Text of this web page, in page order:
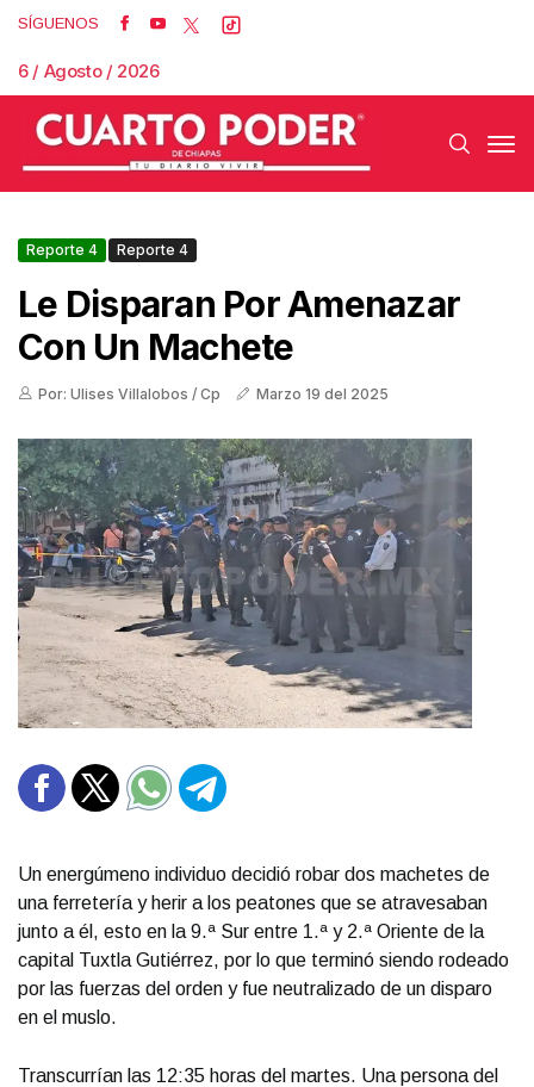
SÍGUENOS
6 / Agosto / 2026
Reporte 4 Reporte 4
Le Disparan Por Amenazar
Con Un Machete
Por: Ulises Villalobos / Cp Marzo 19 del 2025
Un energúmeno individuo decidió robar dos machetes de
una ferretería y herir a los peatones que se atravesaban
junto a él, esto en la 9.ª Sur entre 1.ª y 2.ª Oriente de la
capital Tuxtla Gutiérrez, por lo que terminó siendo rodeado
por las fuerzas del orden y fue neutralizado de un disparo
en el muslo.
Transcurrían las 12:35 horas del martes. Una persona del